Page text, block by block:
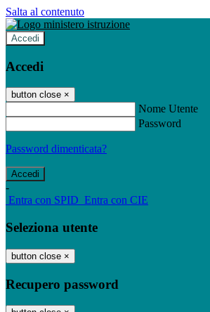
Salta al contenuto
Accedi
Accedi
button close ×
Nome Utente
Password
Password dimenticata?
-
Entra con SPID Entra con CIE
Seleziona utente
button close ×
Recupero password